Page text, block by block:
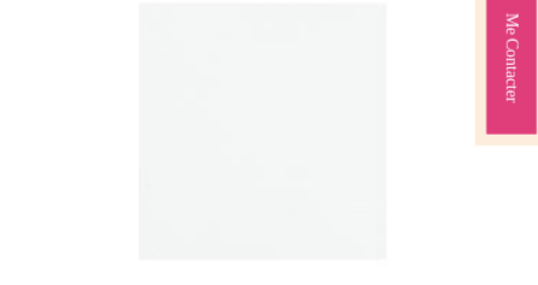
Me Contacter